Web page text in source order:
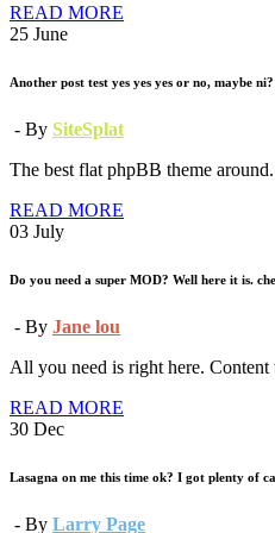
READ MORE
25 June
Another post test yes yes yes or no, maybe
- By SiteSplat
The best flat phpBB theme
READ MORE
03 July
Do you need a super MOD? Well here it is.
- By Jane lou
All you need is right here.
READ MORE
30 Dec
Lasagna on me this time ok? I got plenty of
- By Larry Page